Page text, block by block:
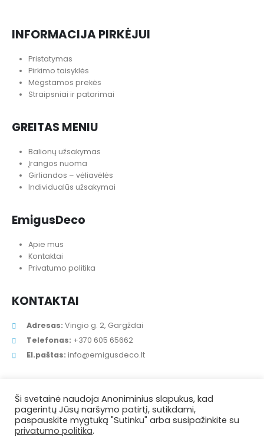
INFORMACIJA PIRKĖJUI
Pristatymas
Pirkimo taisyklės
Mėgstamos prekės
Straipsniai ir patarimai
GREITAS MENIU
Balionų užsakymas
Įrangos nuoma
Girliandos – vėliavėlės
Individualūs užsakymai
EmigusDeco
Apie mus
Kontaktai
Privatumo politika
KONTAKTAI
Adresas: Vingio g. 2, Gargždai
Telefonas: +370 605 65662
El.paštas: info@emigusdeco.lt
Ši svetainė naudoja Anoniminius slapukus, kad
pagerintų Jūsų naršymo patirtį, sutikdami,
paspauskite mygtuką "Sutinku" arba susipažinkite su
privatumo politika.